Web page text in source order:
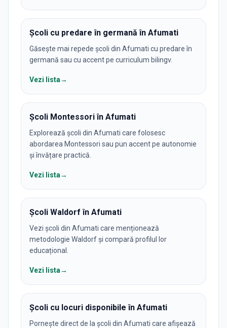
Școli cu predare în germană în Afumati
Găsește mai repede școli din Afumati cu predare în
germană sau cu accent pe curriculum bilingv.
Vezi lista→
Școli Montessori în Afumati
Explorează școli din Afumati care folosesc
abordarea Montessori sau pun accent pe autonomie
și învățare practică.
Vezi lista→
Școli Waldorf în Afumati
Vezi școli din Afumati care menționează
metodologie Waldorf și compară profilul lor
educațional.
Vezi lista→
Școli cu locuri disponibile în Afumati
Pornește direct de la școli din Afumati care afișează